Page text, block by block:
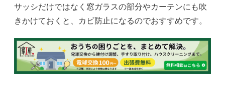
サッシだけではなく窓ガラスの部分やカーテンにも吹
きかけておくと、カビ防止になるのでおすすめです。